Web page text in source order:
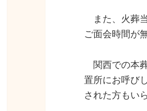
また、火葬
ご面会時間が
関西での本
置所にお呼び
された方もい